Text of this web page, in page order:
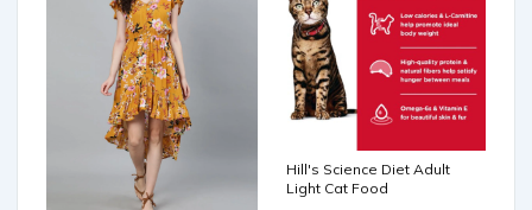
Hill's Science Diet Adult
Light Cat Food